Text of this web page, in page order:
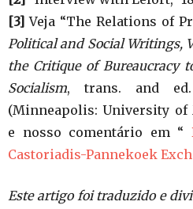
[3] Veja “The Relations of
Political and Social Writings,
the Critique of Bureaucracy
Socialism, trans. and
(Minneapolis: University of
e nosso comentário em “
Castoriadis-Pannekoek
Este artigo foi traduzido e